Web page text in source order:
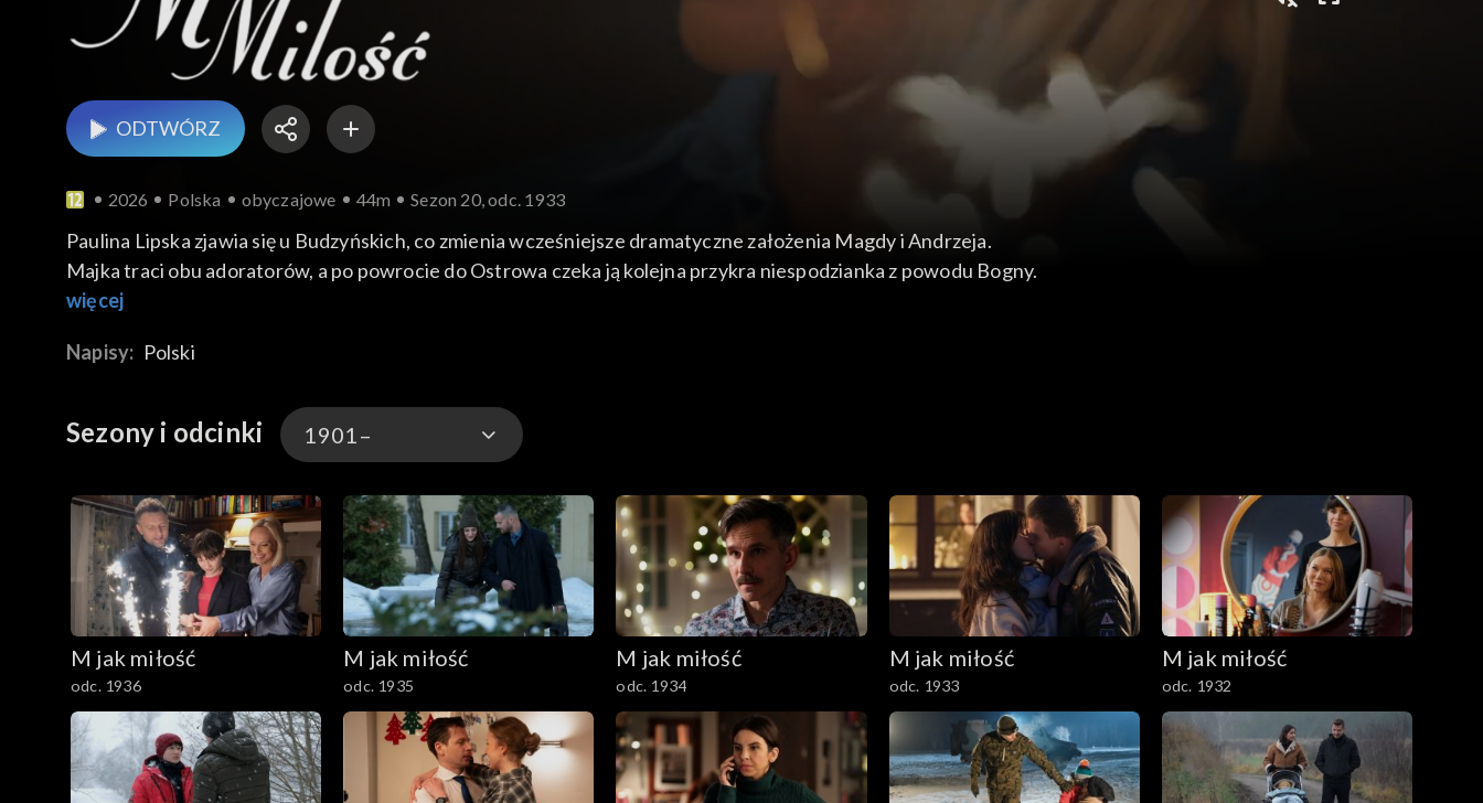
ODTWÓRZ
2026 Polska obyczajowe 44m Sezon 20, odc. 1933
Paulina Lipska zjawia się u Budzyńskich, co zmienia wcześniejsze dramatyczne założenia Magdy i Andrzeja.
Majka traci obu adoratorów, a po powrocie do Ostrowa czeka ją kolejna przykra niespodzianka z powodu Bogny.
więcej
Napisy: Polski
Sezony i odcinki 1901–
1901–
1801–1900
1701–1800
1601–1700
1501–1600
1401–1500
M jak miłość
odc. 1936
M jak miłość
odc. 1935
M jak miłość
odc. 1934
M jak miłość
odc. 1933
M jak miłość
odc. 1932